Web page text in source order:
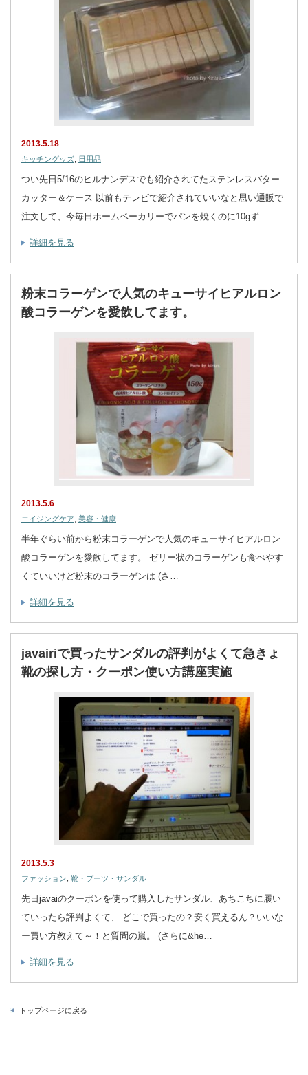
2013.5.18
キッチングッズ 日用品
つい先日5/16のヒルナンデスでも紹介されてたステンレスバター
カッター＆ケース 以前もテレビで紹介されていいなと思い通販で
注文して、今毎日ホームベーカリーでパンを焼くのに10gず…
詳細を見る
粉末コラーゲンで人気のキューサイヒアルロン
酸コラーゲンを愛飲してます。
2013.5.6
エイジングケア 美容・健康
半年ぐらい前から粉末コラーゲンで人気のキューサイヒアルロン
酸コラーゲンを愛飲してます。 ゼリー状のコラーゲンも食べやす
くていいけど粉末のコラーゲンは (さ…
詳細を見る
javairiで買ったサンダルの評判がよくて急きょ
靴の探し方・クーポン使い方講座実施
2013.5.3
ファッション 靴・ブーツ・サンダル
先日javaiのクーポンを使って購入したサンダル、あちこちに履い
ていったら評判よくて、 どこで買ったの？安く買えるん？いいな
ー買い方教えて～！と質問の嵐。 (さらに&he…
詳細を見る
トップページに戻る